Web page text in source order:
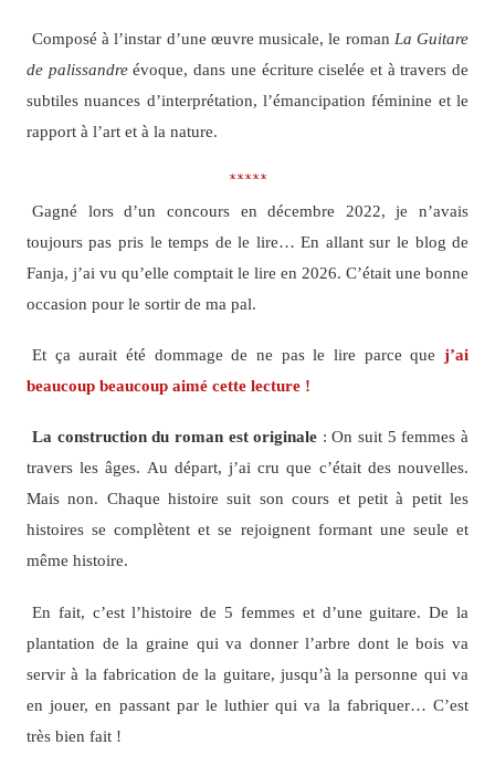
Composé à l’instar d’une œuvre musicale, le roman La Guitare
de palissandreévoque, dans une écriture ciselée et à travers de
subtiles nuances d’interprétation, l’émancipation féminine et le
rapport à l’art et à la nature.
*****
Gagné lors d’un concours en décembre 2022, je n’avais
toujours pas pris le temps de le lire… En allant sur le blog de
Fanja, j’ai vu qu’elle comptait le lire en 2026. C’était une bonne
occasion pour le sortir de ma pal.
Et ça aurait été dommage de ne pas le lire parce quej’ai
beaucoup beaucoup aimé cette lecture !
La construction du roman est originale : On suit 5 femmes à
travers les âges. Au départ, j’ai cru que c’était des nouvelles.
Mais non. Chaque histoire suit son cours et petit à petit les
histoires se complètent et se rejoignent formant une seule et
même histoire.
En fait, c’est l’histoire de 5 femmes et d’une guitare. De la
plantation de la graine qui va donner l’arbre dont le bois va
servir à la fabrication de la guitare, jusqu’à la personne qui va
en jouer, en passant par le luthier qui va la fabriquer… C’est
très bien fait !